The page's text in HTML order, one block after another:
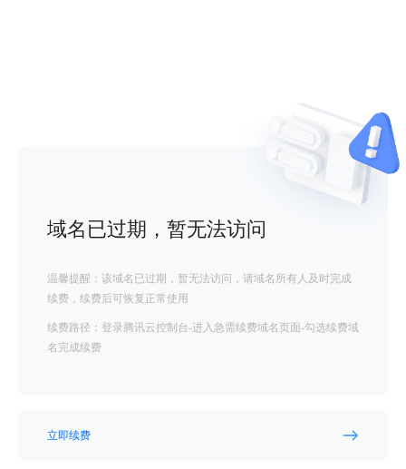
域名已过期，暂无法访问
温馨提醒：该域名已过期，暂无法访问，请域名所有人及时完成
续费，续费后可恢复正常使用
续费路径：登录腾讯云控制台-进入急需续费域名页面-勾选续费域
名完成续费
立即续费